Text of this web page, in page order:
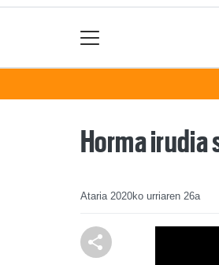
Horma irudia
Ataria 2020ko urriaren 26a